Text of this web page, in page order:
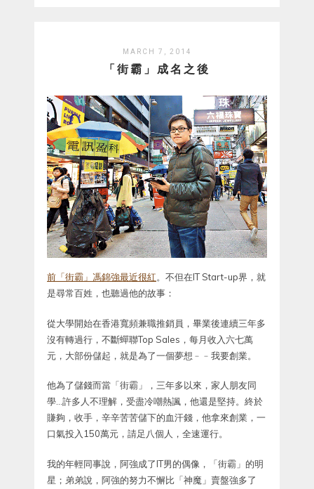
MARCH 7, 2014
「街霸」成名之後
前「街霸」馮錦強最近很紅。不但在IT Start-up界，就
是尋常百姓，也聽過他的故事：
從大學開始在香港寬頻兼職推銷員，畢業後連續三年多
沒有轉過行，不斷蟬聯Top Sales，每月收入六七萬
元，大部份儲起，就是為了一個夢想﹣﹣我要創業。
他為了儲錢而當「街霸」，三年多以來，家人朋友同
學…許多人不理解，受盡冷嘲熱諷，他還是堅持。終於
賺夠，收手，辛辛苦苦儲下的血汗錢，他拿來創業，一
口氣投入150萬元，請足八個人，全速運行。
我的年輕同事說，阿強成了IT男的偶像，「街霸」的明
星；弟弟說，阿強的努力不懈比「神魔」賣盤強多了